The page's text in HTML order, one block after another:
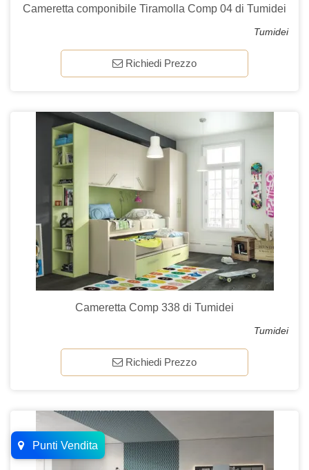
Cameretta componibile Tiramolla Comp 04 di Tumidei
Tumidei
Richiedi Prezzo
Cameretta Comp 338 di Tumidei
Tumidei
Richiedi Prezzo
Punti Vendita